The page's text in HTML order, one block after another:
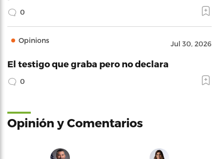
0
Opinions Jul 30, 2026
El testigo que graba pero no declara
0
Opinión y Comentarios